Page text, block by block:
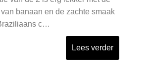
banaan en de zachte smaak
c…
Lees verder